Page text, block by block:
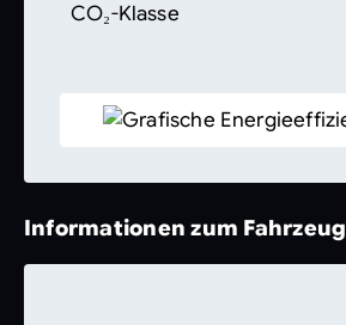
CO₂-Klasse
Informationen zum Fahrzeug